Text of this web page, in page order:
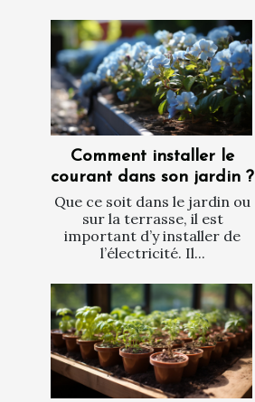
Comment installer le
courant dans son jardin ?
Que ce soit dans le jardin ou
sur la terrasse, il est
important d’y installer de
l’électricité. Il...